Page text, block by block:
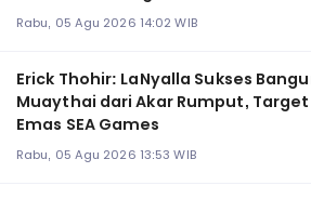
Rabu, 05 Agu 2026 14:02 WIB
Erick Thohir: LaNyalla Sukses
Muaythai dari Akar Rumput, Target
Emas SEA Games
Rabu, 05 Agu 2026 13:53 WIB